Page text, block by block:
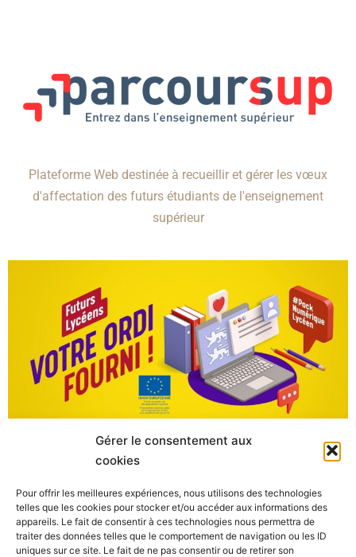
Gérer le consentement aux
cookies
Pour offrir les meilleures expériences, nous utilisons des technologies
telles que les cookies pour stocker et/ou accéder aux informations des
appareils. Le fait de consentir à ces technologies nous permettra de
traiter des données telles que le comportement de navigation ou les ID
uniques sur ce site. Le fait de ne pas consentir ou de retirer son
Plateforme Web destinée à recueillir et gérer les vœux
d'affectation des futurs étudiants de l'enseignement
supérieur
Pack Numérique Lycéen Normand